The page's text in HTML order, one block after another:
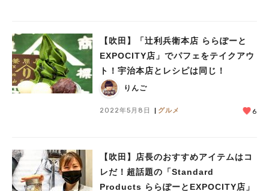
【吹田】「辻利兵衛本店 ららぽーと
EXPOCITY店」でパフェをテイクアウ
ト！宇治本店とレシピは同じ！
りんご
2022年5月8日 グルメ 6
【吹田】店長のおすすめアイテムはコ
レだ！超話題の「Standard
Products ららぽーとEXPOCITY店」